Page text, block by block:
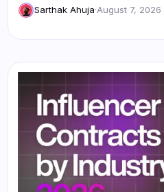
Sarthak Ahuja·August 7, 2026